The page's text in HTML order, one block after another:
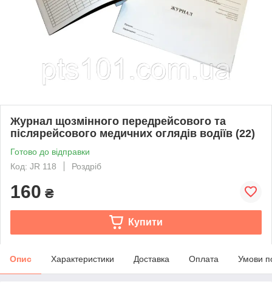
Журнал щозмінного передрейсового та
післярейсового медичних оглядів водіїв (22)
Готово до відправки
Код: JR 118
Роздріб
160 ₴
Купити
Опис Характеристики Доставка Оплата Умови